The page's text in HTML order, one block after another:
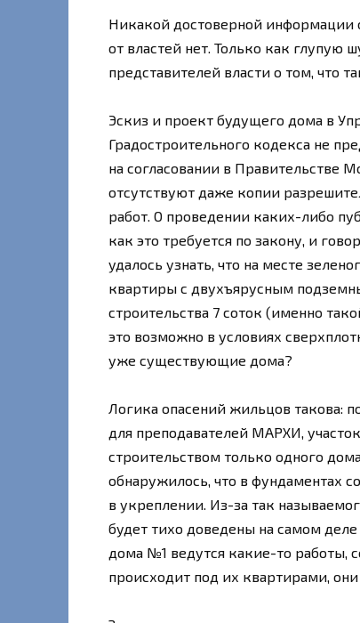
Никакой достоверной информации
от властей нет. Только как глупую
представителей власти о том, что
Эскиз и проект будущего дома в
Градостроительного кодекса не
на согласовании в Правительстве
отсутствуют даже копии
работ. О проведении каких-либо
как это требуется по закону, и
удалось узнать, что на месте
квартиры с двухъярусным
строительства 7 соток (именно
это возможно в условиях
уже существующие дома?
Логика опасений жильцов такова:
для преподавателей МАРХИ,
строительством только одного
обнаружилось, что в фундаментах
в укреплении. Из-за так
будет тихо доведены на самом деле
дома №1 ведутся какие-то работы,
происходит под их квартирами,